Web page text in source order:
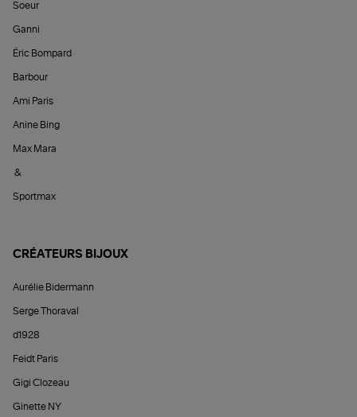
Soeur
Ganni
Éric Bompard
Barbour
Ami Paris
Anine Bing
Max Mara
&
Sportmax
CRÉATEURS BIJOUX
Aurélie Bidermann
Serge Thoraval
d1928
Feidt Paris
Gigi Clozeau
Ginette NY